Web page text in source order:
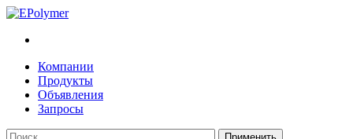
Компании
Продукты
Объявления
Запросы